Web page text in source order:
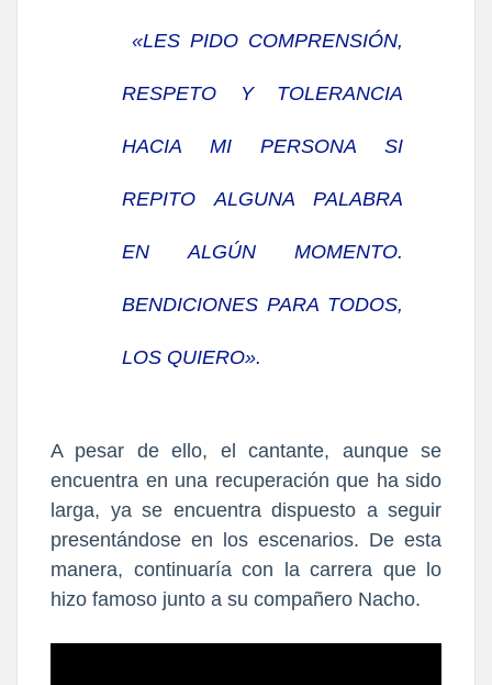
«LES PIDO COMPRENSIÓN,
RESPETO Y TOLERANCIA
HACIA MI PERSONA SI
REPITO ALGUNA PALABRA
EN ALGÚN MOMENTO.
BENDICIONES PARA TODOS,
LOS QUIERO».
A pesar de ello, el cantante, aunque se
encuentra en una recuperación que ha sido
larga, ya se encuentra dispuesto a seguir
presentándose en los escenarios. De esta
manera, continuaría con la carrera que lo
hizo famoso junto a su compañero Nacho.